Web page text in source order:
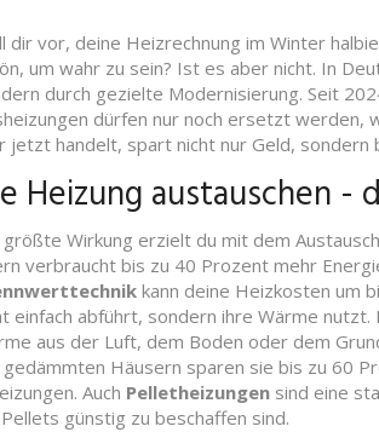
dir vor, deine Heizrechnung im Winter
um wahr zu sein? Ist es aber nicht. In
durch gezielte Modernisierung. Seit
dürfen nur noch ersetzt werden,
jetzt handelt, spart nicht nur Geld, sondern
Heizung austauschen
größte Wirkung erzielt du mit dem
verbraucht bis zu 40 Prozent mehr
kann deine Heizkosten um
einfach abführt, sondern ihre Wärme
aus der Luft, dem Boden oder dem
gedämmten Häusern sparen sie bis zu 60
Auch Pelletheizungen sind eine
günstig zu beschaffen sind.